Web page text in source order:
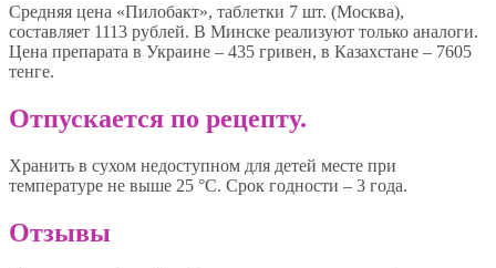
Средняя цена «Пилобакт», таблетки 7 шт. (Москва),
составляет 1113 рублей. В Минске реализуют только аналоги.
Цена препарата в Украине – 435 гривен, в Казахстане – 7605
тенге.
Отпускается по рецепту.
Хранить в сухом недоступном для детей месте при
температуре не выше 25 °С. Срок годности – 3 года.
Отзывы